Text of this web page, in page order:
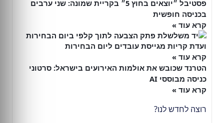
פסטיבל ״יוצאים בחוץ 5״ בקריית שמונה: שני ערבים
בכניסה חופשית
קרא עוד »
ועדת קריות מגייסת עובדים ליום הבחירות
קרא עוד »
הטרנד שכובש את אולמות האירועים בישראל: סרטוני
כניסה מבוססי AI
קרא עוד »
רוצה לחדש לנו?